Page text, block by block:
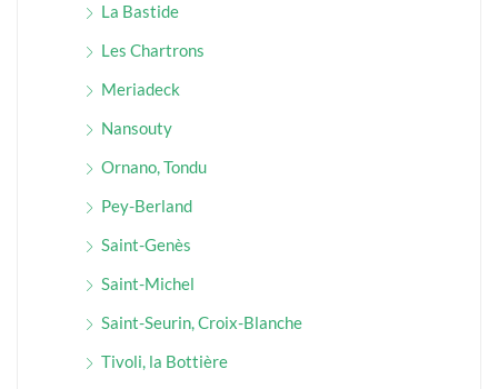
La Bastide
Les Chartrons
Meriadeck
Nansouty
Ornano, Tondu
Pey-Berland
Saint-Genès
Saint-Michel
Saint-Seurin, Croix-Blanche
Tivoli, la Bottière